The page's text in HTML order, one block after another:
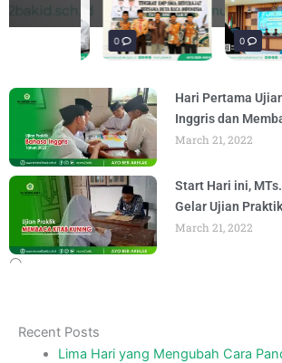
materi “Pengembangan Ekosistem
BY AUGUST 6, 2026
penguatan materi bertajuk "Praktik Baik
BY AUGUST 6, 2026
penguatan materi "Re-Branding
BY AUGUST 5, 2026
materi Literasi Digital yang
BY AUGUST 5, 2026
Madrasah" padaAUGUST 4, 2026
Hari Pertama
Inggris dan
March 21, 2022
Start Hari ini,
Gelar Ujian
March 21, 2022
Recent Posts
Lima Hari yang Mengubah Cara